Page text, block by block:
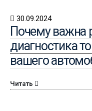
30.09.2024
Почему важна
диагностика
вашего
Читать